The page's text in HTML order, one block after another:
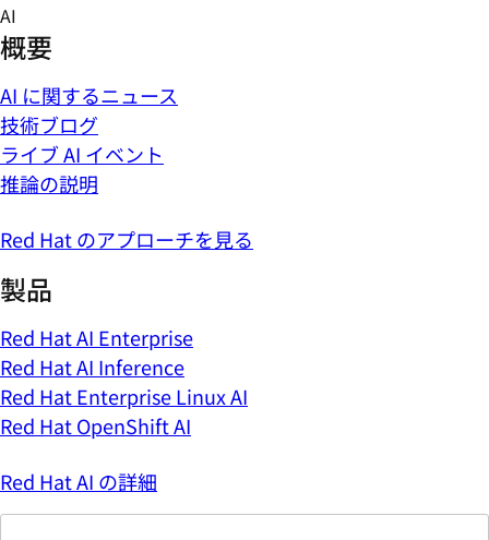
Skip
to
content
AI
概要
AI に関するニュース
技術ブログ
ライブ AI イベント
推論の説明
Red Hat のアプローチを見る
製品
Red Hat AI Enterprise
Red Hat AI Inference
Red Hat Enterprise Linux AI
Red Hat OpenShift AI
Red Hat AI の詳細